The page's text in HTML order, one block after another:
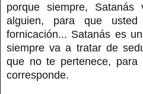
porque siempre,
alguien, para que
fornicación... Satanás es
siempre va a tratar de
que no te pertenece,
corresponde.